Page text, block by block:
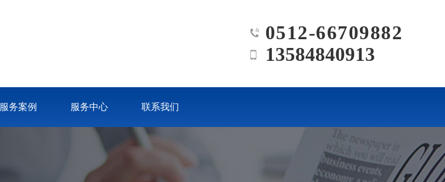
0512-66709882
13584840913
服务案例 服务中心 联系我们